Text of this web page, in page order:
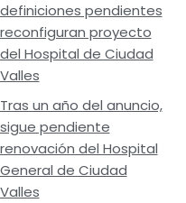
definiciones pendientes
reconfiguran proyecto
del Hospital de Ciudad
Valles
Tras un año del anuncio,
sigue pendiente
renovación del Hospital
General de Ciudad
Valles